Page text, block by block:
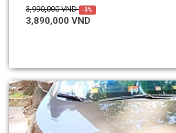
3,990,000 VND -3%
3,890,000 VND